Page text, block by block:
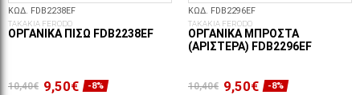
ΚΩΔ. FDB2238EF
ΤΑΚΑΚΙΑ FERODO
ΟΡΓΑΝΙΚΆ ΠΊΣΩ FDB2238EF
10,40€ 9,50€ -8%
ΚΩΔ. FDB2296EF
ΤΑΚΑΚΙΑ FERODO
ΟΡΓΑΝΙΚΆ ΜΠΡΟΣΤΆ
(ΑΡΙΣΤΕΡΆ) FDB2296EF
10,40€ 9,50€ -8%